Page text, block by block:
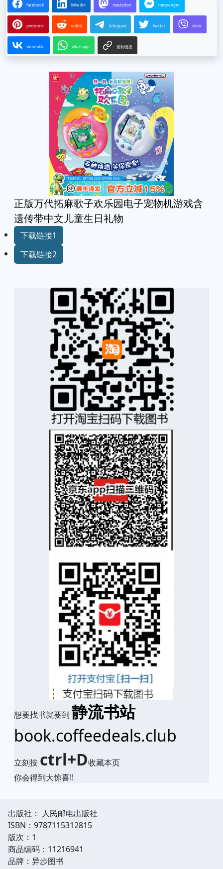
facebook linkedin mastodon messenger
pinterest reddit telegram twitter viber
vkontakte whatsapp 复制链接
正版万代拓麻歌子欢乐园电子宠物机游戏含
遗传带中文儿童生日礼物
下载链接1
下载链接2
想要找书就要到 静流书站
book.coffeedeals.club
立刻按 ctrl+D收藏本页
你会得到大惊喜!!
出版社： 人民邮电出版社
ISBN：9787115312815
版次：1
商品编码：11216941
品牌：异步图书